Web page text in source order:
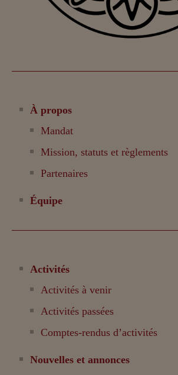
À propos
Mandat
Mission, statuts et règlements
Partenaires
Équipe
Activités
Activités à venir
Activités passées
Comptes-rendus d’activités
Nouvelles et annonces